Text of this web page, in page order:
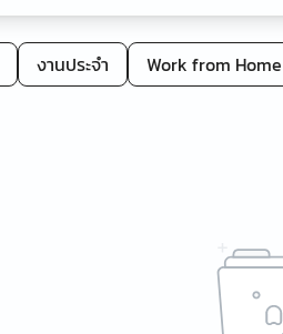
งานประจำ Work from Home